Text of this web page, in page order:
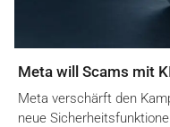
Meta will Scams mit
Meta verschärft den
neue